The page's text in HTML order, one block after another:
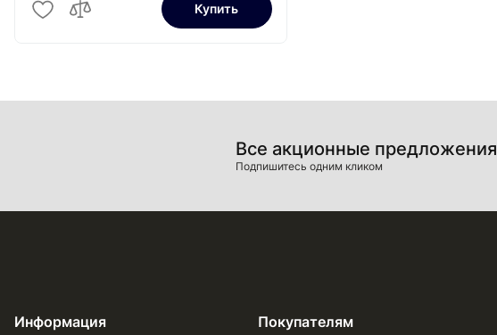
Купить
Все акционные предложения
Подпишитесь одним кликом
Информация Покупателям